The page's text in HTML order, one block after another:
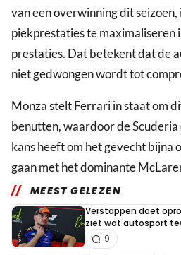
van een overwinning dit
piekprestaties te maximaliseren
prestaties. Dat betekent dat de
niet gedwongen wordt tot
Monza stelt Ferrari in staat om
benutten, waardoor de
kans heeft om het gevecht bijna
gaan met het dominante
MEEST GELEZEN
Verstappen doet
ziet wat autosport
9